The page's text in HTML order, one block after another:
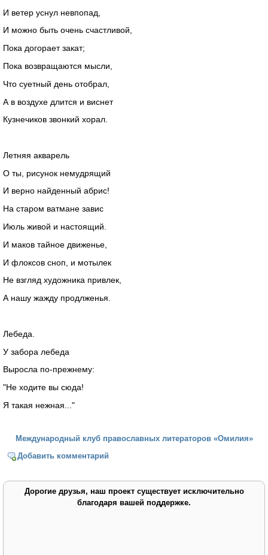
И ветер уснул невпопад,
И можно быть очень счастливой,
Пока догорает закат;
Пока возвращаются мысли,
Что суетный день отобрал,
А в воздухе длится и виснет
Кузнечиков звонкий хорал.
Летняя акварель
О ты, рисунок немудрящий
И верно найденный абрис!
На старом ватмане завис
Июль живой и настоящий.
И маков тайное движенье,
И флоксов сноп, и мотылек
Не взгляд художника привлек,
А нашу жажду продлженья.
Лебеда.
У забора лебеда
Выросла по-прежнему:
"Не ходите вы сюда!
Я такая нежная..."
Международный клуб православных литераторов «Омилия»
Добавить комментарий
Дорогие друзья, наш проект существует исключительно
благодаря вашей поддержке.